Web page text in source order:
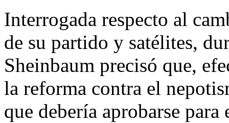
Interrogada respecto al
de su partido y satélites,
Sheinbaum precisó que,
la reforma contra el
que debería aprobarse para